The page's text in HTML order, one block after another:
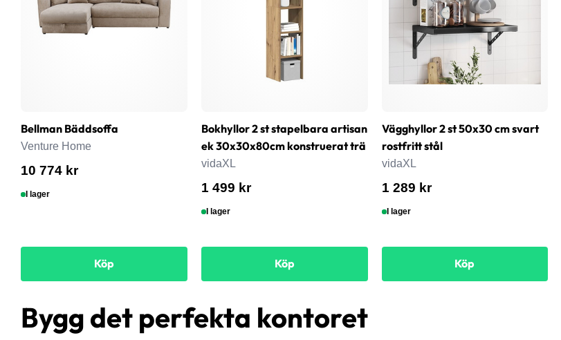
Bellman Bäddsoffa
Venture Home
10 774 kr
I lager
Köp
Bokhyllor 2 st stapelbara artisan
ek 30x30x80cm konstruerat trä
vidaXL
1 499 kr
I lager
Köp
Vägghyllor 2 st 50x30 cm svart
rostfritt stål
vidaXL
1 289 kr
I lager
Köp
Bygg det perfekta kontoret